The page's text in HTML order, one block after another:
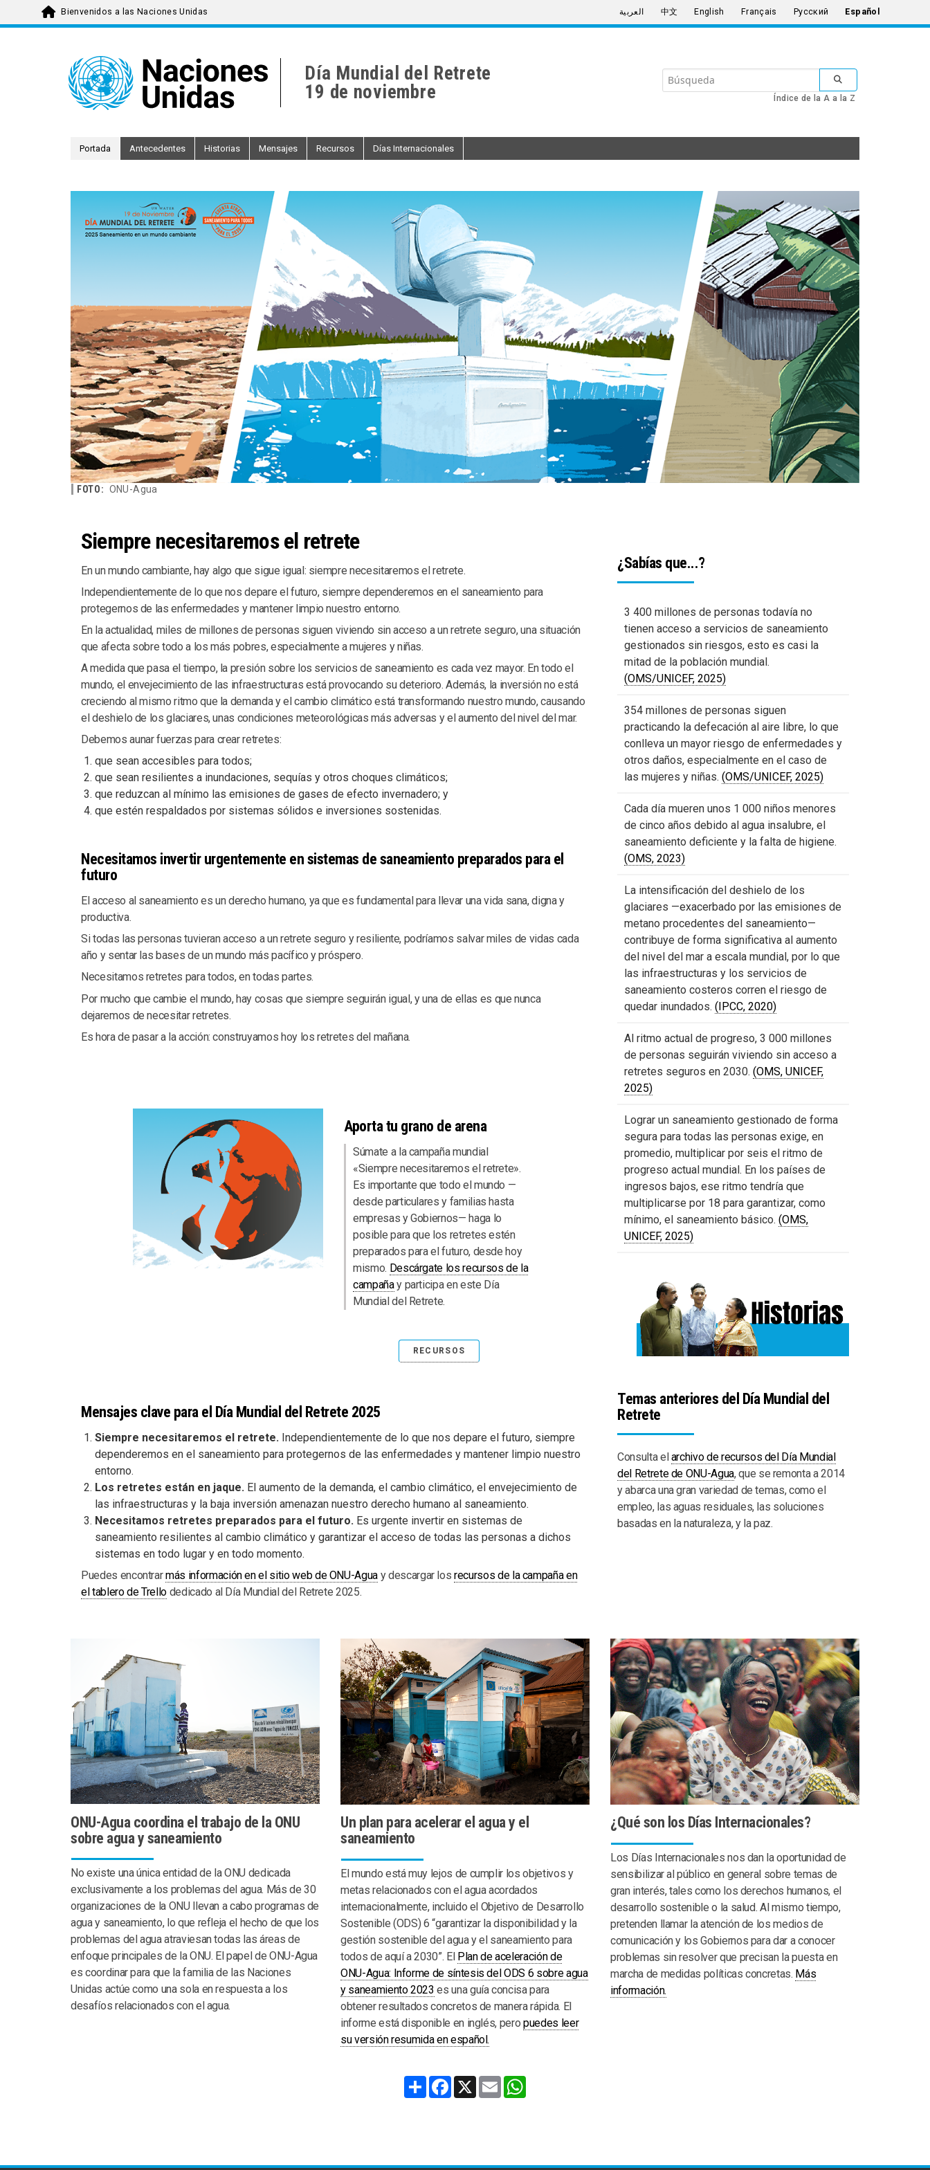
Bienvenidos a las Naciones Unidas العربية 中文 English Français Русский Español
Día Mundial del Retrete
19 de noviembre
Search
Nations
SUBMIT SEARCH
Índice de la A a la Z
Portada Antecedentes Historias Mensajes Recursos Días Internacionales
FOTO: ONU-Agua
Siempre necesitaremos el retrete
En un mundo cambiante, hay algo que sigue igual: siempre necesitaremos el retrete.
Independientemente de lo que nos depare el futuro, siempre dependeremos en el saneamiento para
protegernos de las enfermedades y mantener limpio nuestro entorno.
En la actualidad, miles de millones de personas siguen viviendo sin acceso a un retrete seguro, una situación
que afecta sobre todo a los más pobres, especialmente a mujeres y niñas.
A medida que pasa el tiempo, la presión sobre los servicios de saneamiento es cada vez mayor. En todo el
mundo, el envejecimiento de las infraestructuras está provocando su deterioro. Además, la inversión no está
creciendo al mismo ritmo que la demanda y el cambio climático está transformando nuestro mundo, causando
el deshielo de los glaciares, unas condiciones meteorológicas más adversas y el aumento del nivel del mar.
Debemos aunar fuerzas para crear retretes:
que sean accesibles para todos;
que sean resilientes a inundaciones, sequías y otros choques climáticos;
que reduzcan al mínimo las emisiones de gases de efecto invernadero; y
que estén respaldados por sistemas sólidos e inversiones sostenidas.
Necesitamos invertir urgentemente en sistemas de saneamiento preparados para el
futuro
El acceso al saneamiento es un derecho humano, ya que es fundamental para llevar una vida sana, digna y
productiva.
Si todas las personas tuvieran acceso a un retrete seguro y resiliente, podríamos salvar miles de vidas cada
año y sentar las bases de un mundo más pacífico y próspero.
Necesitamos retretes para todos, en todas partes.
Por mucho que cambie el mundo, hay cosas que siempre seguirán igual, y una de ellas es que nunca
dejaremos de necesitar retretes.
Es hora de pasar a la acción: construyamos hoy los retretes del mañana.
Aporta tu grano de arena
Súmate a la campaña mundial
«Siempre necesitaremos el retrete».
Es importante que todo el mundo —
desde particulares y familias hasta
empresas y Gobiernos— haga lo
posible para que los retretes estén
preparados para el futuro, desde hoy
mismo. Descárgate los recursos de la
campañay participa en este Día
Mundial del Retrete.
RECURSOS
Mensajes clave para el Día Mundial del Retrete 2025
Siempre necesitaremos el retrete. Independientemente de lo que nos depare el futuro, siempre
dependeremos en el saneamiento para protegernos de las enfermedades y mantener limpio nuestro
entorno.
Los retretes están en jaque. El aumento de la demanda, el cambio climático, el envejecimiento de
las infraestructuras y la baja inversión amenazan nuestro derecho humano al saneamiento.
Necesitamos retretes preparados para el futuro. Es urgente invertir en sistemas de
saneamiento resilientes al cambio climático y garantizar el acceso de todas las personas a dichos
sistemas en todo lugar y en todo momento.
Puedes encontrarmás información en el sitio web de ONU-Agua y descargar losrecursos de la campaña en
el tablero de Trello dedicado al Día Mundial del Retrete 2025.
¿Sabías que...?
3 400 millones de personas todavía no
tienen acceso a servicios de saneamiento
gestionados sin riesgos, esto es casi la
mitad de la población mundial.
(OMS/UNICEF, 2025)
354 millones de personas siguen
practicando la defecación al aire libre, lo que
conlleva un mayor riesgo de enfermedades y
otros daños, especialmente en el caso de
las mujeres y niñas. (OMS/UNICEF, 2025)
Cada día mueren unos 1 000 niños menores
de cinco años debido al agua insalubre, el
saneamiento deficiente y la falta de higiene.
(OMS, 2023)
La intensificación del deshielo de los
glaciares —exacerbado por las emisiones de
metano procedentes del saneamiento—
contribuye de forma significativa al aumento
del nivel del mar a escala mundial, por lo que
las infraestructuras y los servicios de
saneamiento costeros corren el riesgo de
quedar inundados. (IPCC, 2020)
Al ritmo actual de progreso, 3 000 millones
de personas seguirán viviendo sin acceso a
retretes seguros en 2030. (OMS, UNICEF,
2025)
Lograr un saneamiento gestionado de forma
segura para todas las personas exige, en
promedio, multiplicar por seis el ritmo de
progreso actual mundial. En los países de
ingresos bajos, ese ritmo tendría que
multiplicarse por 18 para garantizar, como
mínimo, el saneamiento básico. (OMS,
UNICEF, 2025)
Temas anteriores del Día Mundial del
Retrete
Consulta el archivo de recursos del Día Mundial
del Retrete de ONU-Agua, que se remonta a 2014
y abarca una gran variedad de temas, como el
empleo, las aguas residuales, las soluciones
basadas en la naturaleza, y la paz.
ONU-Agua coordina el trabajo de la ONU
sobre agua y saneamiento
No existe una única entidad de la ONU dedicada
exclusivamente a los problemas del agua. Más de 30
organizaciones de la ONU llevan a cabo programas de
agua y saneamiento, lo que refleja el hecho de que los
problemas del agua atraviesan todas las áreas de
enfoque principales de la ONU. El papel de ONU-Agua
es coordinar para que la familia de las Naciones
Unidas actúe como una sola en respuesta a los
desafíos relacionados con el agua.
Un plan para acelerar el agua y el
saneamiento
El mundo está muy lejos de cumplir los objetivos y
metas relacionados con el agua acordados
internacionalmente, incluido el Objetivo de Desarrollo
Sostenible (ODS) 6 “garantizar la disponibilidad y la
gestión sostenible del agua y el saneamiento para
todos de aquí a 2030”. El Plan de aceleración de
ONU-Agua: Informe de síntesis del ODS 6 sobre agua
y saneamiento 2023 es una guía concisa para
obtener resultados concretos de manera rápida. El
informe está disponible en inglés, pero puedes leer
su versión resumida en español.
¿Qué son los Días Internacionales?
Los Días Internacionales nos dan la oportunidad de
sensibilizar al público en general sobre temas de
gran interés, tales como los derechos humanos, el
desarrollo sostenible o la salud. Al mismo tiempo,
pretenden llamar la atención de los medios de
comunicación y los Gobiernos para dar a conocer
problemas sin resolver que precisan la puesta en
marcha de medidas políticas concretas. Más
información.
Share Facebook
X Email